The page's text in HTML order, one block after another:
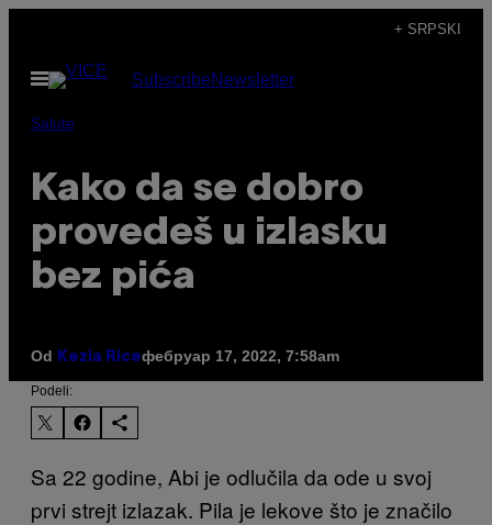
садржај
+ SRPSKI
Otvori
Meni
SubscribeNewsletter
Salute
Kako da se dobro
provedeš u izlasku
bez pića
Od Kezia Riceфебруар 17, 2022, 7:58am
Podeli:
Sa 22 godine, Abi je odlučila da ode u svoj
prvi strejt izlazak. Pila je lekove što je značilo